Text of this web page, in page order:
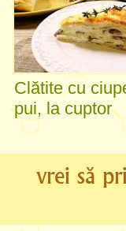
Clătite cu
pui, la cuptor
vrei să